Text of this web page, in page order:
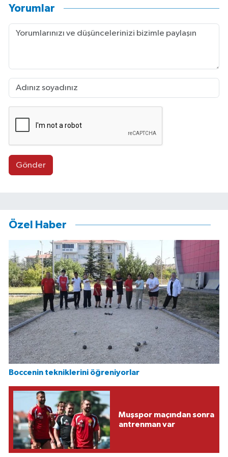
Yorumlar
Gönder
Özel Haber
Boccenin tekniklerini öğreniyorlar
Muşspor maçından sonra
antrenman var